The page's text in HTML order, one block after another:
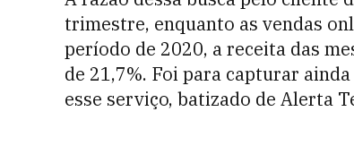
trimestre, enquanto as vendas
período de 2020, a receita das
de 21,7%. Foi para capturar
esse serviço, batizado de Alerta